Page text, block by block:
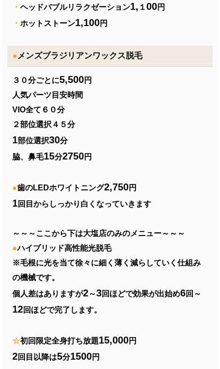
・ ヘッドバブルリラクゼーション1, １00円
・ ホットストーン1,100円
● メンズブラジリアンワックス脱毛
３０分ごとに5,500円
人気パーツ目安時間
VIO全て６０分
２部位選択４５分
1部位選択30分
脇、鼻毛15分2750円
●歯のLEDホワイトニング2,750円
1回目からしっかり白くなっていきます
～～～ここから下は大塩店のみのメニュー～～～
●ハイブリッド高性能光脱毛
※毛根に光を当て徐々に細く薄く減らしていく仕組み
の機械です。
個人差はありますが2～3回ほどで効果が出始め6回～
12回ほどで完了します。
☆初回限定全身打ち放題15,000円
2回目以降は5分1500円